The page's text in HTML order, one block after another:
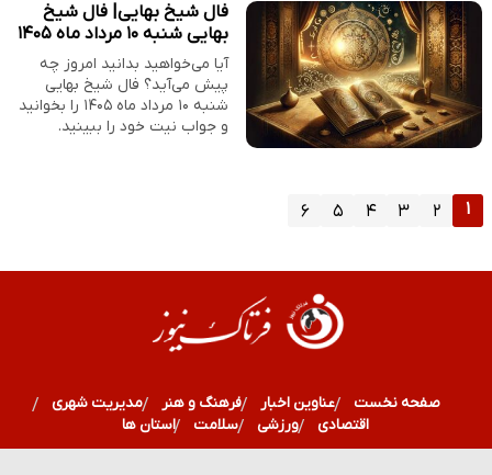
فال شیخ بهایی| فال شیخ
بهایی شنبه ۱۰ مرداد ماه ۱۴۰۵
آیا می‌خواهید بدانید امروز چه
پیش می‌آید؟ فال شیخ بهایی
شنبه ۱۰ مرداد ماه ۱۴۰۵ را بخوانید
و جواب نیت خود را ببینید.
۱ ۲ ۳ ۴ ۵ ۶
صفحه نخست عناوین اخبار فرهنگ و هنر
مدیریت شهری
اقتصادی
ورزشی سلامت استان ها